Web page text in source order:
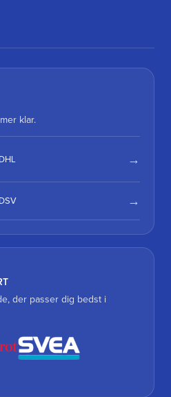
klar.
der passer dig bedst i